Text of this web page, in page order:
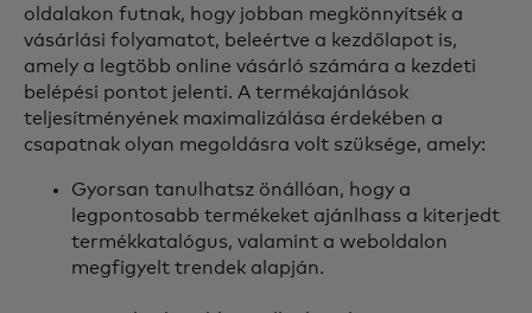
oldalakon futnak, hogy jobban megkönnyítsék a
vásárlási folyamatot, beleértve a kezdőlapot is,
amely a legtöbb online vásárló számára a kezdeti
belépési pontot jelenti. A termékajánlások
teljesítményének maximalizálása érdekében a
csapatnak olyan megoldásra volt szüksége, amely:
Gyorsan tanulhatsz önállóan, hogy a
legpontosabb termékeket ajánlhass a kiterjedt
termékkatalógus, valamint a weboldalon
megfigyelt trendek alapján.